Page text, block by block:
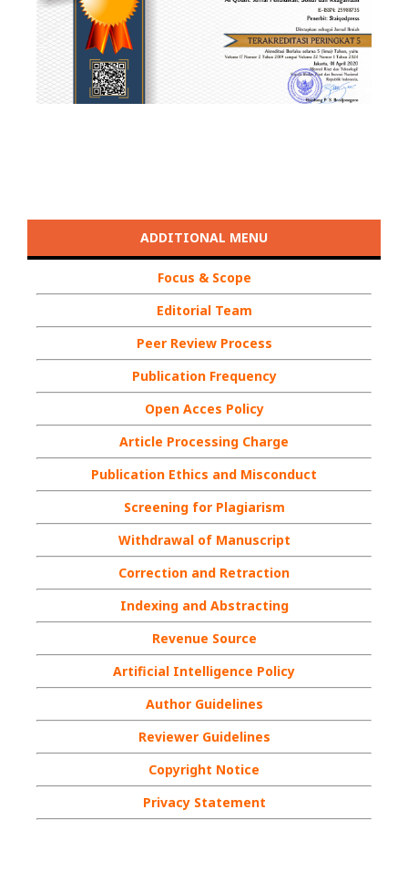
ADDITIONAL MENU
Focus & Scope
Editorial Team
Peer Review Process
Publication Frequency
Open Acces Policy
Article Processing Charge
Publication Ethics and Misconduct
Screening for Plagiarism
Withdrawal of Manuscript
Correction and Retraction
Indexing and Abstracting
Revenue Source
Artificial Intelligence Policy
Author Guidelines
Reviewer Guidelines
Copyright Notice
Privacy Statement